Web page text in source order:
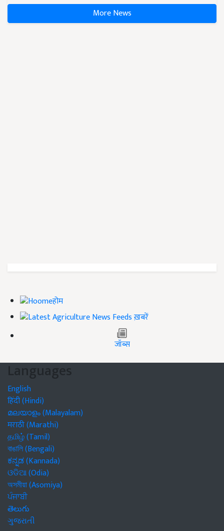
More News
होम
ख़बरें
जॉब्स
Languages
English
हिंदी (Hindi)
മലയാളം (Malayalam)
मराठी (Marathi)
தமிழ் (Tamil)
বাঙালি (Bengali)
ಕನ್ನಡ (Kannada)
ଓଡିଆ (Odia)
অসমীয়া (Asomiya)
ਪੰਜਾਬੀ
తెలుగు
ગુજરાતી